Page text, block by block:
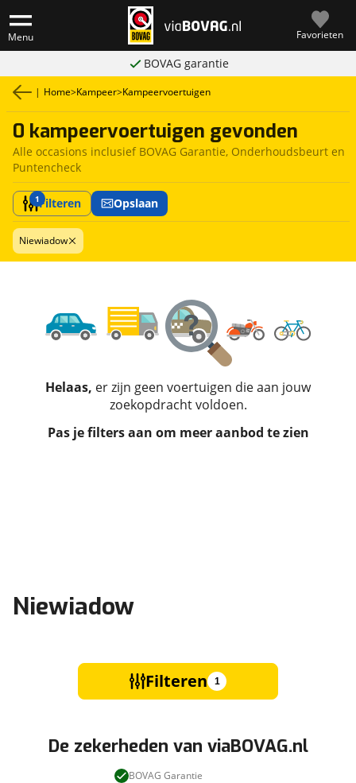
Menu Favorieten
BOVAG garantie
| Home>Kampeer>Kampeervoertuigen
0 kampeervoertuigen gevonden
Alle occasions inclusief BOVAG Garantie, Onderhoudsbeurt en
Puntencheck
1Filteren Opslaan
Niewiadow
Helaas, er zijn geen voertuigen die aan jouw
zoekopdracht voldoen.
Pas je filters aan om meer aanbod te zien
Niewiadow
Filteren 1
De zekerheden van viaBOVAG.nl
BOVAG Garantie